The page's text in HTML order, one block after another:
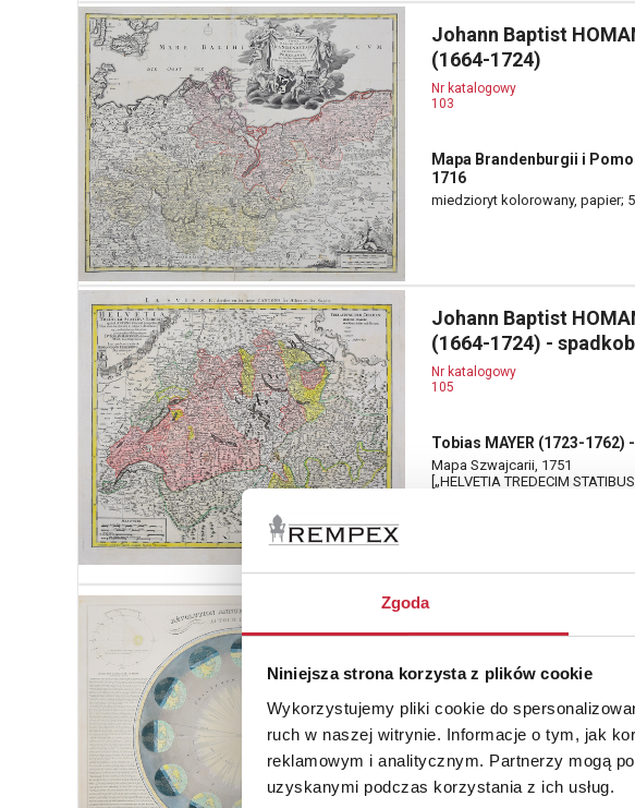
Zgoda
Niniejsza strona korzysta z plików cookie
Wykorzystujemy pliki cookie do
ruch w naszej witrynie. Informacje o tym, jak
reklamowym i analitycznym. Partnerzy mogą
uzyskanymi podczas korzystania z ich usług.
Johann Baptist
(1664-1724)
Nr katalogowy
103
Mapa Brandenburgii i
1716
miedzioryt kolorowany, papier;
Johann Baptist
(1664-1724) -
Nr katalogowy
105
Tobias MAYER (1723-1762)
Mapa Szwajcarii, 1751
[„HELVETIA TREDECIM
graficzne
Nr katalogowy
107
Jean ANDRIVEAU-GOUJON,
wydawca
Roczny obrót Ziemi wokół
[1854?]